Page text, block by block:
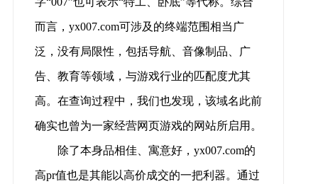
而言，yx007.com可涉及的终端范围相当广
泛，没有局限性，包括导航、音像制品、广
告、教育等领域，与游戏行业的匹配度尤其
高。在查询过程中，我们也发现，该域名此前
确实也曾为一家经营网页游戏的网站所启用。
除了本身品相佳、寓意好，yx007.com的
高pr值也是其能以高价成交的一把利器。通过